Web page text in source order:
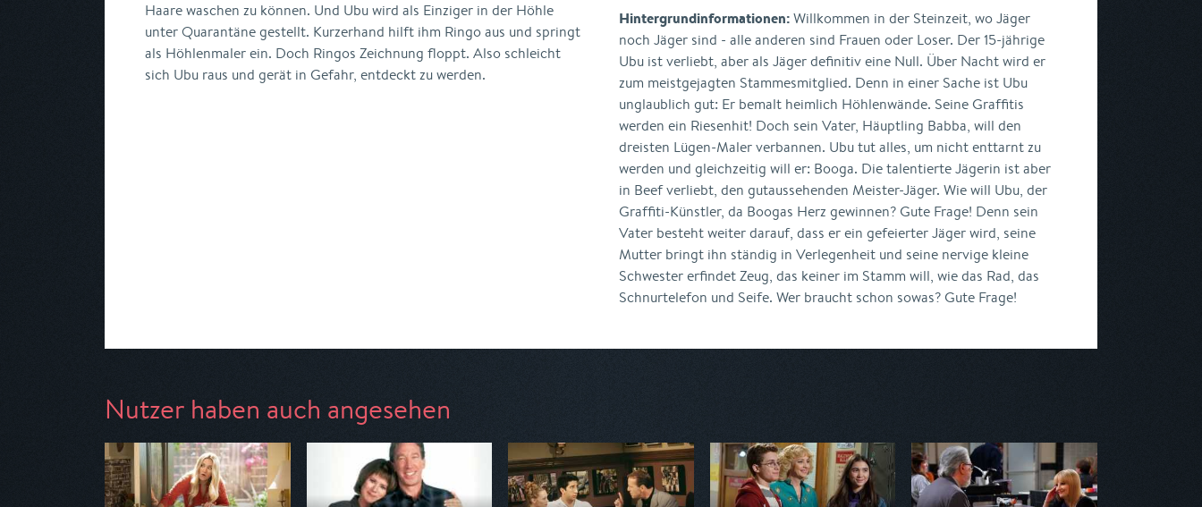
Haare waschen zu können. Und Ubu wird als Einziger in der Höhle
unter Quarantäne gestellt. Kurzerhand hilft ihm Ringo aus und springt
als Höhlenmaler ein. Doch Ringos Zeichnung floppt. Also schleicht
sich Ubu raus und gerät in Gefahr, entdeckt zu werden.
Hintergrundinformationen:Willkommen in der Steinzeit, wo Jäger
noch Jäger sind - alle anderen sind Frauen oder Loser. Der 15-jährige
Ubu ist verliebt, aber als Jäger definitiv eine Null. Über Nacht wird er
zum meistgejagten Stammesmitglied. Denn in einer Sache ist Ubu
unglaublich gut: Er bemalt heimlich Höhlenwände. Seine Graffitis
werden ein Riesenhit! Doch sein Vater, Häuptling Babba, will den
dreisten Lügen-Maler verbannen. Ubu tut alles, um nicht enttarnt zu
werden und gleichzeitig will er: Booga. Die talentierte Jägerin ist aber
in Beef verliebt, den gutaussehenden Meister-Jäger. Wie will Ubu, der
Graffiti-Künstler, da Boogas Herz gewinnen? Gute Frage! Denn sein
Vater besteht weiter darauf, dass er ein gefeierter Jäger wird, seine
Mutter bringt ihn ständig in Verlegenheit und seine nervige kleine
Schwester erfindet Zeug, das keiner im Stamm will, wie das Rad, das
Schnurtelefon und Seife. Wer braucht schon sowas? Gute Frage!
Nutzer haben auch angesehen